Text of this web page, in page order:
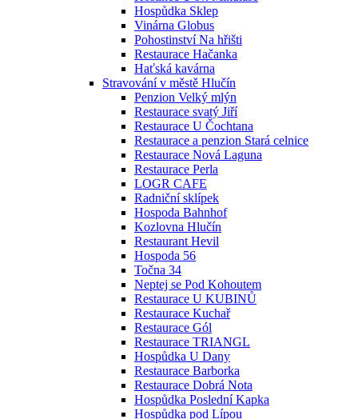
Hospůdka Sklep
Vinárna Globus
Pohostinství Na hřišti
Restaurace Hačanka
Haťská kavárna
Stravování v městě Hlučín
Penzion Velký mlýn
Restaurace svatý Jiří
Restaurace U Čochtana
Restaurace a penzion Stará celnice
Restaurace Nová Laguna
Restaurace Perla
LOGR CAFE
Radniční sklípek
Hospoda Bahnhof
Kozlovna Hlučín
Restaurant Hevil
Hospoda 56
Točna 34
Neptej se Pod Kohoutem
Restaurace U KUBINŮ
Restaurace Kuchař
Restaurace Gól
Restaurace TRIANGL
Hospůdka U Dany
Restaurace Barborka
Restaurace Dobrá Nota
Hospůdka Poslední Kapka
Hospůdka pod Lípou